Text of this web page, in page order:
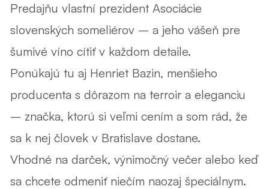
Predajňu vlastní prezident Asociácie
slovenských someliérov – a jeho vášeň pre
šumivé víno cítiť v každom detaile.
Ponúkajú tu aj Henriet Bazin, menšieho
producenta s dôrazom na terroir a eleganciu
– značka, ktorú si veľmi cením a som rád, že
sa k nej človek v Bratislave dostane.
Vhodné na darček, výnimočný večer alebo keď
sa chcete odmeniť niečím naozaj špeciálnym.